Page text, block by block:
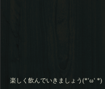
楽しく飲んでいきましょう(*‘ω‘ *)